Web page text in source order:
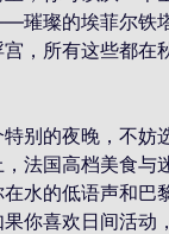
璀璨的埃菲尔铁
，所有这些都在
别的夜晚，不妨
，法国高档美食与
水的低语声和巴
你喜欢日间活动，